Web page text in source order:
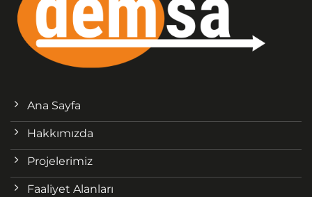
Ana Sayfa
Hakkımızda
Projelerimiz
Faaliyet Alanları